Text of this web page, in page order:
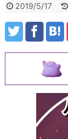
2019/5/17